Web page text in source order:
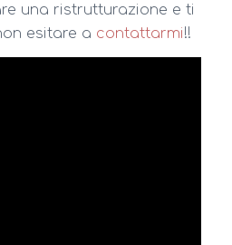
una ristrutturazione e ti
esitare a contattarmi!!